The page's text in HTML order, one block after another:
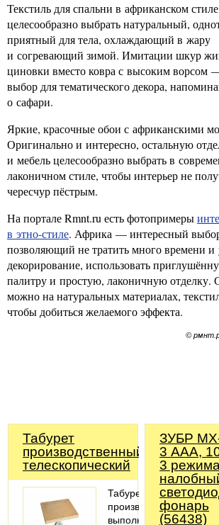
Текстиль для спальни в африканском стиле
целесообразно выбрать натуральный,
приятный для тела, охлаждающий в жару
и согревающий зимой. Имитации шкур
циновки вместо ковра с высоким ворсом
выбор для тематического декора,
о сафари.
Яркие, красочные обои с африканскими
Оригинально и интересно, остальную
и мебель целесообразно выбрать в
лаконичном стиле, чтобы интерьер не
чересчур пёстрым.
На портале Rmnt.ru есть фотопримеры
в этно-стиле. Африка — интересный
позволяющий не тратить много времени и
декорирование, использовать
палитру и простую, лаконичную отделку.
можно на натуральных материалах,
чтобы добиться желаемого эффекта.
©
Табурет
производственный
телескопический
Табурет
производственный
выполнен
ЗУБР
3 AAA,
3
фонарь
(56438)